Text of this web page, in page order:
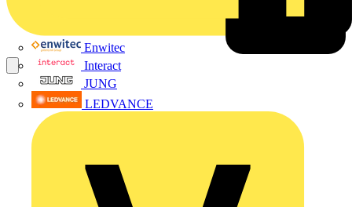
Enwitec
Interact
JUNG
LEDVANCE